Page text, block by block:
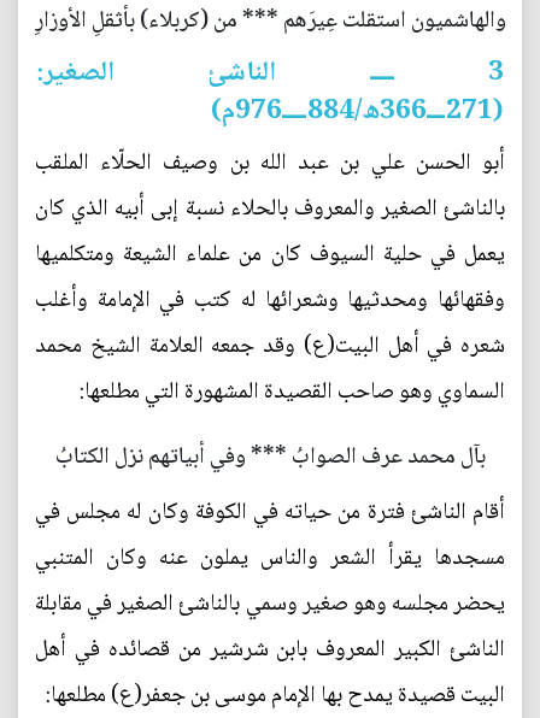
والهاشميون استقلت عِيرَهم *** من (كربلاء) بأثقلِ الأوزارِ
3 ــــ الناشئ الصغير:
(271ـــ366ه/884ــــ976م)
أبو الحسن علي بن عبد الله بن وصيف الحلّاء الملقب
بالناشئ الصغير والمعروف بالحلاء نسبة إبى أبيه الذي كان
يعمل في حلية السيوف كان من علماء الشيعة ومتكلميها
وفقهائها ومحدثيها وشعرائها له كتب في الإمامة وأغلب
شعره في أهل البيت(ع) وقد جمعه العلامة الشيخ محمد
السماوي وهو صاحب القصيدة المشهورة التي مطلعها:
بآل محمد عرف الصوابُ *** وفي أبياتهم نزل الكتابُ
أقام الناشئ فترة من حياته في الكوفة وكان له مجلس في
مسجدها يقرأ الشعر والناس يملون عنه وكان المتنبي
يحضر مجلسه وهو صغير وسمي بالناشئ الصغير في مقابلة
الناشئ الكبير المعروف بابن شرشير من قصائده في أهل
البيت قصيدة يمدح بها الإمام موسى بن جعفر(ع) مطلعها: